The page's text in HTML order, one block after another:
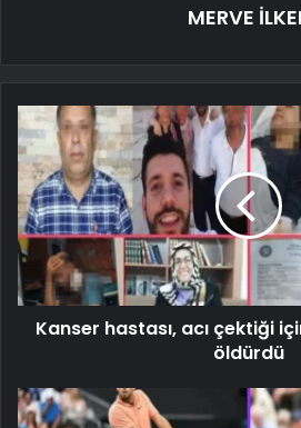
MERVE
Kanser hastası, acı çektiği
öldürdü